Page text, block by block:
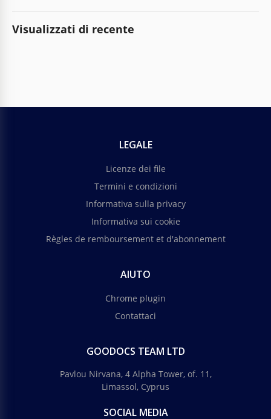
Visualizzati di recente
LEGALE
Licenze dei file
Termini e condizioni
Informativa sulla privacy
Informativa sui cookie
Règles de remboursement et d'abonnement
AIUTO
Chrome plugin
Contattaci
GOODOCS TEAM LTD
Pavlou Nirvana, 4 Alpha Tower, of. 11,
Limassol, Cyprus
SOCIAL MEDIA